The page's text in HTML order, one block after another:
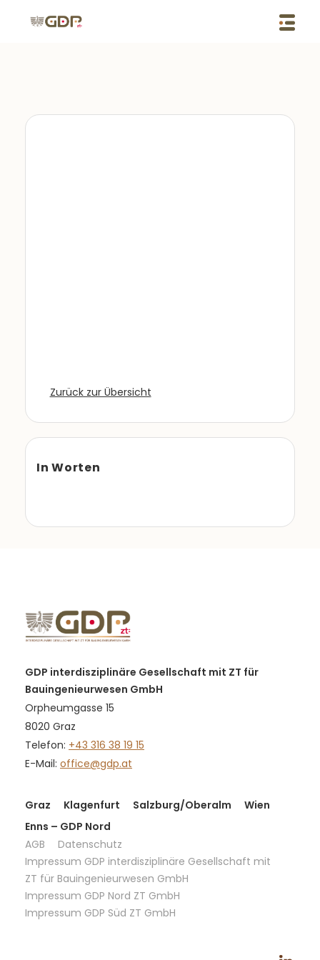
Zurück zur Übersicht
In Worten
GDP interdisziplinäre Gesellschaft mit ZT für
Bauingenieurwesen GmbH
Orpheumgasse 15
8020 Graz
Telefon: +43 316 38 19 15
E-Mail: office@gdp.at
Graz Klagenfurt Salzburg/Oberalm
Wien
Enns – GDP Nord
AGB
Datenschutz
Impressum GDP interdisziplinäre Gesellschaft mit
ZT für Bauingenieurwesen GmbH
Impressum GDP Nord ZT GmbH
Impressum GDP Süd ZT GmbH